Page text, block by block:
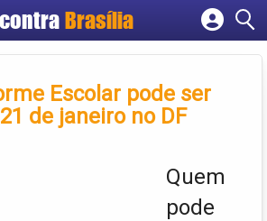
Brasília
Cadastrar empresa
Criar conta
Escolar pode ser
de janeiro no DF
Quem
pode